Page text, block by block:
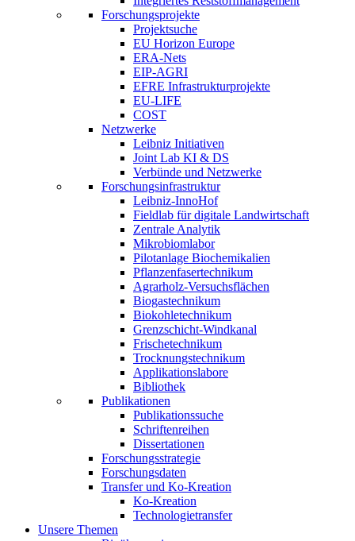
Forschungsprojekte
Projektsuche
EU Horizon Europe
ERA-Nets
EIP-AGRI
EFRE Infrastrukturprojekte
EU-LIFE
COST
Netzwerke
Leibniz Initiativen
Joint Lab KI & DS
Verbünde und Netzwerke
Forschungsinfrastruktur
Leibniz-InnoHof
Fieldlab für digitale Landwirtschaft
Zentrale Analytik
Mikrobiomlabor
Pilotanlage Biochemikalien
Pflanzenfasertechnikum
Agrarholz-Versuchsflächen
Biogastechnikum
Biokohletechnikum
Grenzschicht-Windkanal
Frischetechnikum
Trocknungstechnikum
Applikationslabore
Bibliothek
Publikationen
Publikationssuche
Schriftenreihen
Dissertationen
Forschungsstrategie
Forschungsdaten
Transfer und Ko-Kreation
Ko-Kreation
Technologietransfer
Unsere Themen